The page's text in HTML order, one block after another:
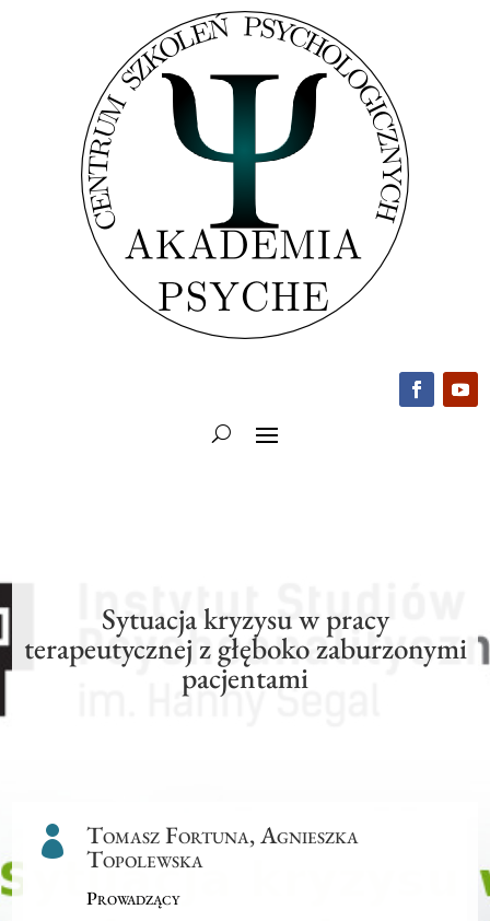
Sytuacja kryzysu w pracy
terapeutycznej z głęboko zaburzonymi
pacjentami
 Tomasz Fortuna, Agnieszka
Topolewska
Prowadzący